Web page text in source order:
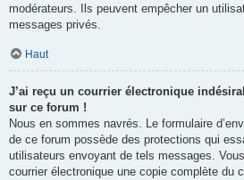
modérateurs. Ils peuvent empêcher un
messages privés.
Haut
J’ai reçu un courrier électronique
sur ce forum !
Nous en sommes navrés. Le formulaire
de ce forum possède des protections qui
utilisateurs envoyant de tels messages.
courrier électronique une copie complète du